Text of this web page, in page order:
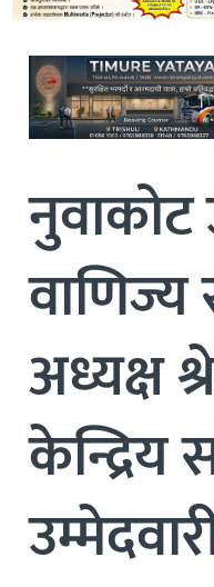
नुवाकोट
वाणिज्य
अध्यक्ष
केन्द्रिय